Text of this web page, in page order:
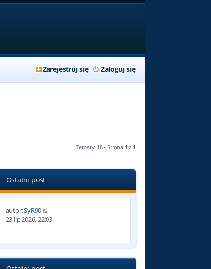
Zaloguj się
Zarejestruj się
Tematy: 18 • Strona 1 z 1
Ostatni post
autor:SyR90
23 lip 2026, 22:03